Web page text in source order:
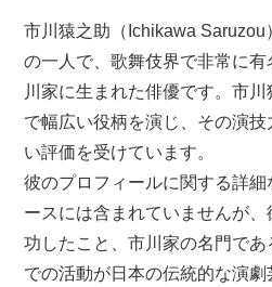
市川猿之助（Ichikawa
の一人で、歌舞伎界で非常に
川家に生まれた俳優です。市
で幅広い役柄を演じ、その演
い評価を受けています。
彼のプロフィールに関する詳
ースには含まれていませんが
功したこと、市川家の名門で
での活動が日本の伝統的な演